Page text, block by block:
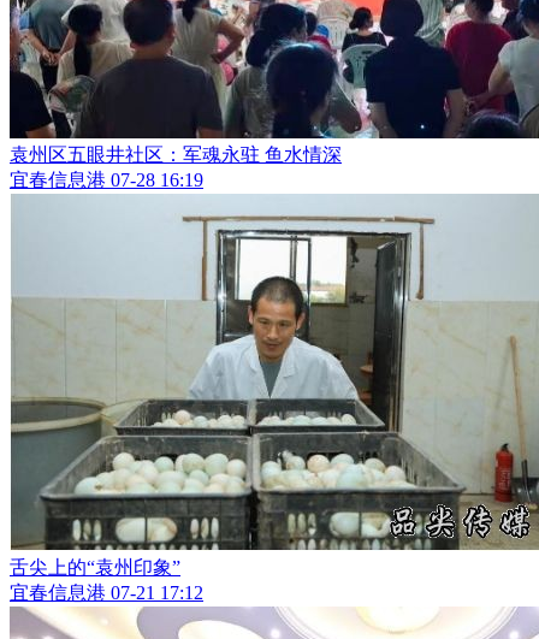
袁州区五眼井社区：军魂永驻 鱼水情深
宜春信息港 07-28 16:19
舌尖上的“袁州印象”
宜春信息港 07-21 17:12